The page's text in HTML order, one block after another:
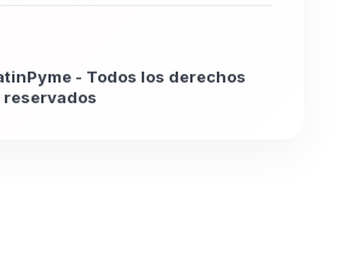
- Todos los derechos
reservados